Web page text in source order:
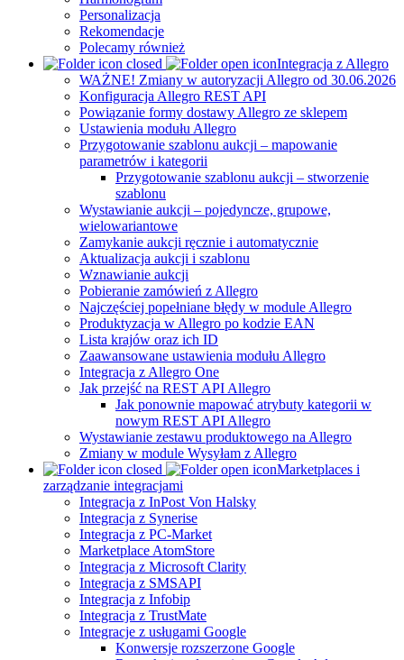
Personalizacja
Rekomendacje
Polecamy również
Integracja z Allegro
WAŻNE! Zmiany w autoryzacji Allegro od 30.06.2026
Konfiguracja Allegro REST API
Powiązanie formy dostawy Allegro ze sklepem
Ustawienia modułu Allegro
Przygotowanie szablonu aukcji – mapowanie
parametrów i kategorii
Przygotowanie szablonu aukcji – stworzenie
szablonu
Wystawianie aukcji – pojedyncze, grupowe,
wielowariantowe
Zamykanie aukcji ręcznie i automatycznie
Aktualizacja aukcji i szablonu
Wznawianie aukcji
Pobieranie zamówień z Allegro
Najczęściej popełniane błędy w module Allegro
Produktyzacja w Allegro po kodzie EAN
Lista krajów oraz ich ID
Zaawansowane ustawienia modułu Allegro
Integracja z Allegro One
Jak przejść na REST API Allegro
Jak ponownie mapować atrybuty kategorii w
nowym REST API Allegro
Wystawianie zestawu produktowego na Allegro
Zmiany w module Wysyłam z Allegro
Marketplaces i
zarządzanie integracjami
Integracja z InPost Von Halsky
Integracja z Synerise
Integracja z PC-Market
Marketplace AtomStore
Integracja z Microsoft Clarity
Integracja z SMSAPI
Integracja z Infobip
Integracja z TrustMate
Integracje z usługami Google
Konwersje rozszerzone Google